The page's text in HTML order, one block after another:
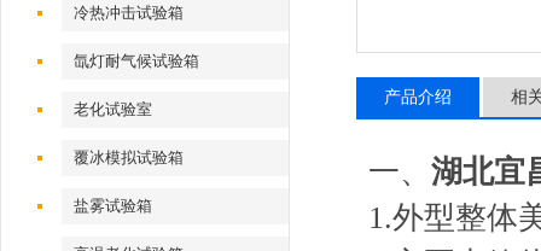
冷热冲击试验箱
氙灯耐气候试验箱
老化试验室
覆冰模拟试验箱
盐雾试验箱
产品介绍 相
一、 湖北宜
1.外型整体